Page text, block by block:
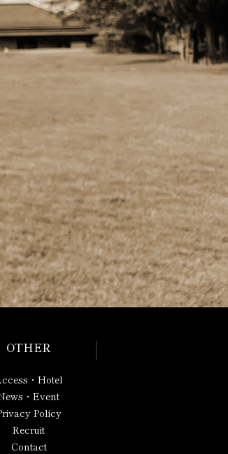
OTHER
・Hotel
・Event
Policy
Recruit
Contact